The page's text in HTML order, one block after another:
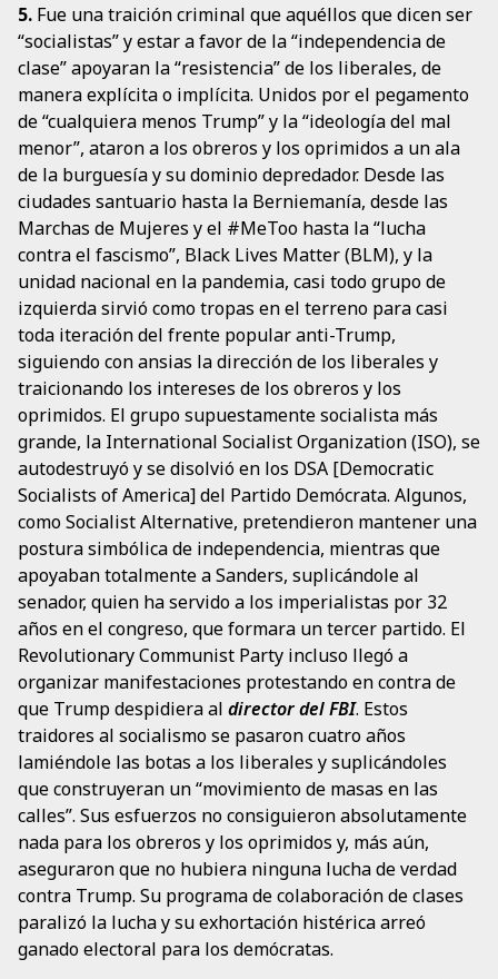
5. Fue una traición criminal que aquéllos que dicen ser
“socialistas” y estar a favor de la “independencia de
clase” apoyaran la “resistencia” de los liberales, de
manera explícita o implícita. Unidos por el pegamento
de “cualquiera menos Trump” y la “ideología del mal
menor”, ataron a los obreros y los oprimidos a un ala
de la burguesía y su dominio depredador. Desde las
ciudades santuario hasta la Berniemanía, desde las
Marchas de Mujeres y el #MeToo hasta la “lucha
contra el fascismo”, Black Lives Matter (BLM), y la
unidad nacional en la pandemia, casi todo grupo de
izquierda sirvió como tropas en el terreno para casi
toda iteración del frente popular anti-Trump,
siguiendo con ansias la dirección de los liberales y
traicionando los intereses de los obreros y los
oprimidos. El grupo supuestamente socialista más
grande, la International Socialist Organization (ISO), se
autodestruyó y se disolvió en los DSA [Democratic
Socialists of America] del Partido Demócrata. Algunos,
como Socialist Alternative, pretendieron mantener una
postura simbólica de independencia, mientras que
apoyaban totalmente a Sanders, suplicándole al
senador, quien ha servido a los imperialistas por 32
años en el congreso, que formara un tercer partido. El
Revolutionary Communist Party incluso llegó a
organizar manifestaciones protestando en contra de
que Trump despidiera al director del FBI. Estos
traidores al socialismo se pasaron cuatro años
lamiéndole las botas a los liberales y suplicándoles
que construyeran un “movimiento de masas en las
calles”. Sus esfuerzos no consiguieron absolutamente
nada para los obreros y los oprimidos y, más aún,
aseguraron que no hubiera ninguna lucha de verdad
contra Trump. Su programa de colaboración de clases
paralizó la lucha y su exhortación histérica arreó
ganado electoral para los demócratas.